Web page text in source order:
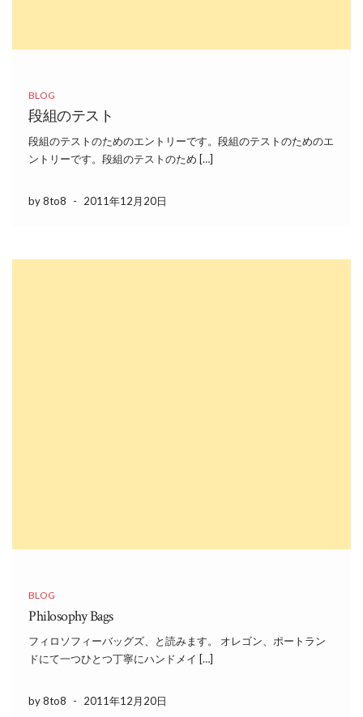
BLOG
段組のテスト
段組のテストのためのエントリーです。段組のテストのためのエ
ントリーです。段組のテストのため […]
by 8to8 - 2011年12月20日
BLOG
Philosophy Bags
フィロソフィーバッグズ、と読みます。 オレゴン、ポートラン
ドにて一つひとつ丁寧にハンドメイ […]
by 8to8 - 2011年12月20日